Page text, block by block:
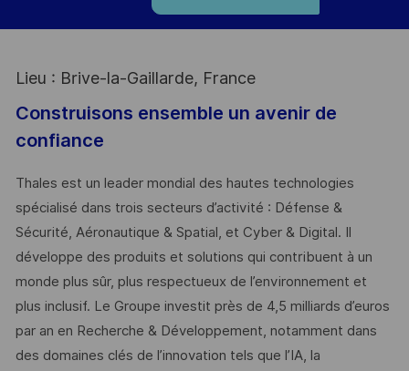
Lieu : Brive-la-Gaillarde, France
Construisons ensemble un avenir de
confiance
Thales est un leader mondial des hautes technologies
spécialisé dans trois secteurs d’activité : Défense &
Sécurité, Aéronautique & Spatial, et Cyber & Digital. Il
développe des produits et solutions qui contribuent à un
monde plus sûr, plus respectueux de l’environnement et
plus inclusif. Le Groupe investit près de 4,5 milliards d’euros
par an en Recherche & Développement, notamment dans
des domaines clés de l’innovation tels que l’IA, la